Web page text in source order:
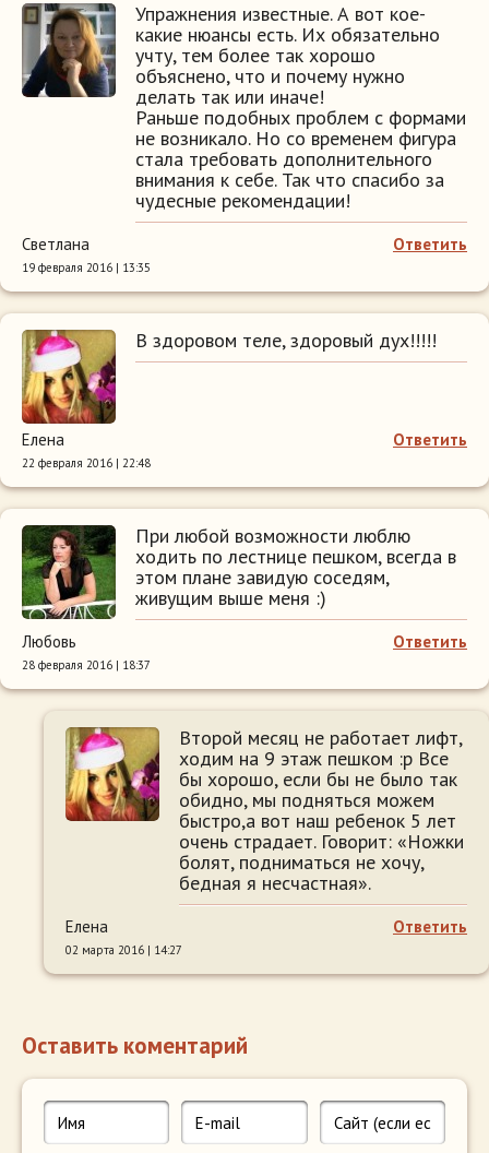
Упражнения известные. А вот кое-
какие нюансы есть. Их обязательно
учту, тем более так хорошо
объяснено, что и почему нужно
делать так или иначе!
Раньше подобных проблем с формами
не возникало. Но со временем фигура
стала требовать дополнительного
внимания к себе. Так что спасибо за
чудесные рекомендации!
Ответить
Светлана
19 февраля 2016 | 13:35
В здоровом теле, здоровый дух!!!!!
Ответить
Елена
22 февраля 2016 | 22:48
При любой возможности люблю
ходить по лестнице пешком, всегда в
этом плане завидую соседям,
живущим выше меня :)
Ответить
Любовь
28 февраля 2016 | 18:37
Второй месяц не работает лифт,
ходим на 9 этаж пешком :p Все
бы хорошо, если бы не было так
обидно, мы подняться можем
быстро,а вот наш ребенок 5 лет
очень страдает. Говорит: «Ножки
болят, подниматься не хочу,
бедная я несчастная».
Ответить
Елена
02 марта 2016 | 14:27
Оставить коментарий